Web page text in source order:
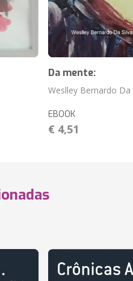
Da mente:
Weslley Bernardo Da
EBOOK
€ 4,51